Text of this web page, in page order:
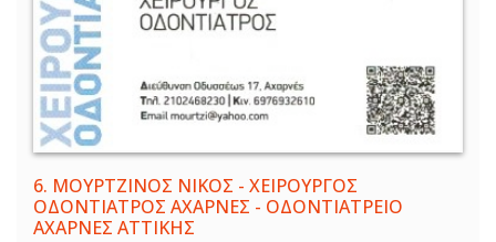
6. ΜΟΥΡΤΖΙΝΟΣ ΝΙΚΟΣ - ΧΕΙΡΟΥΡΓΟΣ
ΟΔΟΝΤΙΑΤΡΟΣ ΑΧΑΡΝΕΣ - ΟΔΟΝΤΙΑΤΡΕΙΟ
ΑΧΑΡΝΕΣ ΑΤΤΙΚΗΣ